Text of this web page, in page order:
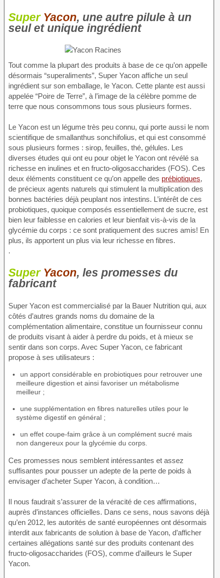
Super Yacon, une autre pilule à un
seul et unique ingrédient
Tout comme la plupart des produits à base de ce qu’on appelle
désormais “superaliments”, Super Yacon affiche un seul
ingrédient sur son emballage, le Yacon. Cette plante est aussi
appelée “Poire de Terre”, à l’image de la célèbre pomme de
terre que nous consommons tous sous plusieurs formes.
Le Yacon est un légume très peu connu, qui porte aussi le nom
scientifique de smallanthus sonchifolius, et qui est consommé
sous plusieurs formes : sirop, feuilles, thé, gélules. Les
diverses études qui ont eu pour objet le Yacon ont révélé sa
richesse en inulines et en fructo-oligosaccharides (FOS). Ces
deux éléments constituent ce qu’on appelle des prébiotiques,
de précieux agents naturels qui stimulent la multiplication des
bonnes bactéries déjà peuplant nos intestins. L’intérêt de ces
probiotiques, quoique composés essentiellement de sucre, est
bien leur faiblesse en calories et leur bienfait vis-à-vis de la
glycémie du corps : ce sont pratiquement des sucres amis! En
plus, ils apportent un plus via leur richesse en fibres.
.
Super Yacon, les promesses du
fabricant
Super Yacon est commercialisé par la Bauer Nutrition qui, aux
côtés d’autres grands noms du domaine de la
complémentation alimentaire, constitue un fournisseur connu
de produits visant à aider à perdre du poids, et à mieux se
sentir dans son corps. Avec Super Yacon, ce fabricant
propose à ses utilisateurs :
un apport considérable en probiotiques pour retrouver une
meilleure digestion et ainsi favoriser un métabolisme
meilleur ;
une supplémentation en fibres naturelles utiles pour le
système digestif en général ;
un effet coupe-faim grâce à un complément sucré mais
non dangereux pour la glycémie du corps.
Ces promesses nous semblent intéressantes et assez
suffisantes pour pousser un adepte de la perte de poids à
envisager d’acheter Super Yacon, à condition…
Il nous faudrait s’assurer de la véracité de ces affirmations,
auprès d’instances officielles. Dans ce sens, nous savons déjà
qu’en 2012, les autorités de santé européennes ont désormais
interdit aux fabricants de solution à base de Yacon, d’afficher
certaines allégations santé sur des produits contenant des
fructo-oligosaccharides (FOS), comme d’ailleurs le Super
Yacon.